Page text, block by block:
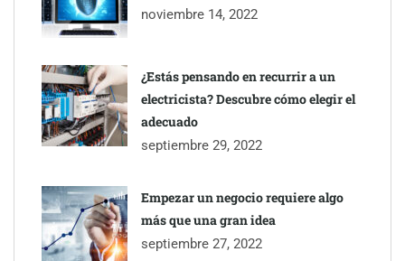
noviembre 14, 2022
¿Estás pensando en recurrir a un
electricista? Descubre cómo elegir el
adecuado
septiembre 29, 2022
Empezar un negocio requiere algo
más que una gran idea
septiembre 27, 2022